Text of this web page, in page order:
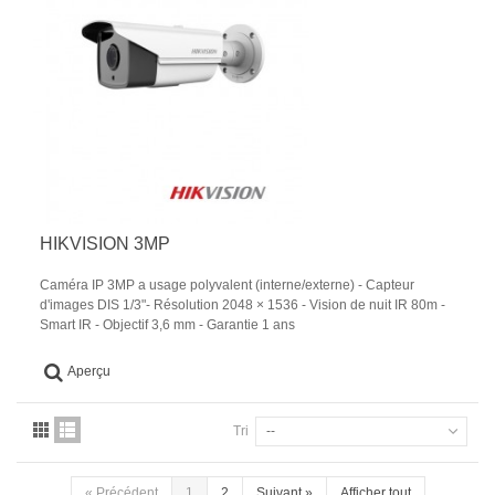
HIKVISION 3MP
Caméra IP 3MP a usage polyvalent (interne/externe) - Capteur
d'images DIS 1/3"- Résolution 2048 × 1536 - Vision de nuit IR 80m -
Smart IR - Objectif 3,6 mm - Garantie 1 ans
Aperçu
Tri --